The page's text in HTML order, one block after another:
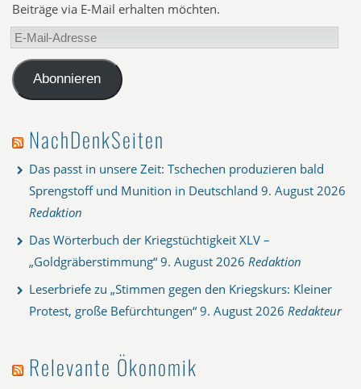
Beiträge via E-Mail erhalten möchten.
E-
Mail-
AdresseAbonnieren
NachDenkSeiten
Das passt in unsere Zeit: Tschechen produzieren bald
Sprengstoff und Munition in Deutschland 9. August 2026
Redaktion
Das Wörterbuch der Kriegstüchtigkeit XLV –
„Goldgräberstimmung“ 9. August 2026 Redaktion
Leserbriefe zu „Stimmen gegen den Kriegskurs: Kleiner
Protest, große Befürchtungen“ 9. August 2026 Redakteur
Relevante Ökonomik